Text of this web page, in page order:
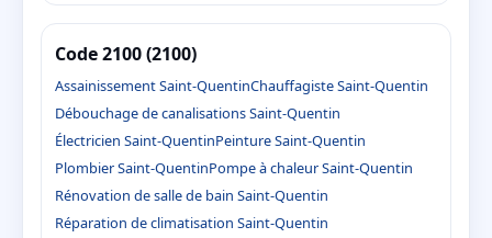
Code 2100 (2100)
Assainissement Saint-QuentinChauffagiste Saint-Quentin
Débouchage de canalisations Saint-Quentin
Électricien Saint-QuentinPeinture Saint-Quentin
Plombier Saint-QuentinPompe à chaleur Saint-Quentin
Rénovation de salle de bain Saint-Quentin
Réparation de climatisation Saint-Quentin